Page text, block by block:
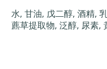
水, 甘油, 戊二醇, 酒精,
藨草提取物, 泛醇, 尿素,